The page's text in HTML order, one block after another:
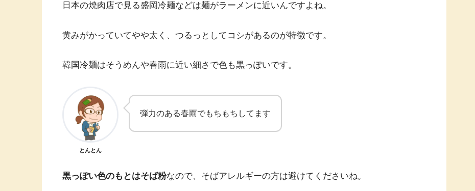
日本の焼肉店で見る盛岡冷麺などは麺がラーメンに近いんですよね。
黄みがかっていてやや太く、つるっとしてコシがあるのが特徴です。
韓国冷麺はそうめんや春雨に近い細さで色も黒っぽいです。
とんとん
弾力のある春雨でもちもちしてます
黒っぽい色のもとはそば粉なので、そばアレルギーの方は避けてくださいね。